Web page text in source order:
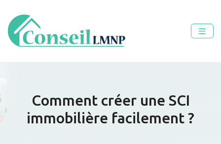
Comment créer une SCI
immobilière facilement ?